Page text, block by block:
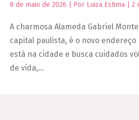
8 de maio de 2026 | Por Luiza Estima | 2
A charmosa Alameda Gabriel
capital paulista, é o novo endereço
está na cidade e busca cuidados
de vida,…